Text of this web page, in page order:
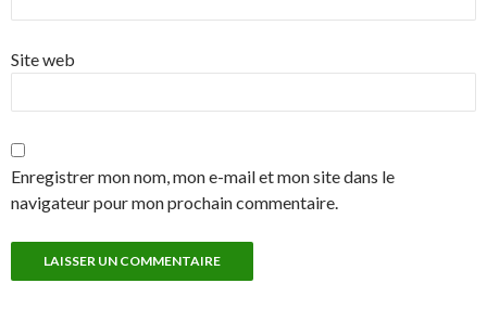
Site web
Enregistrer mon nom, mon e-mail et mon site dans le
navigateur pour mon prochain commentaire.